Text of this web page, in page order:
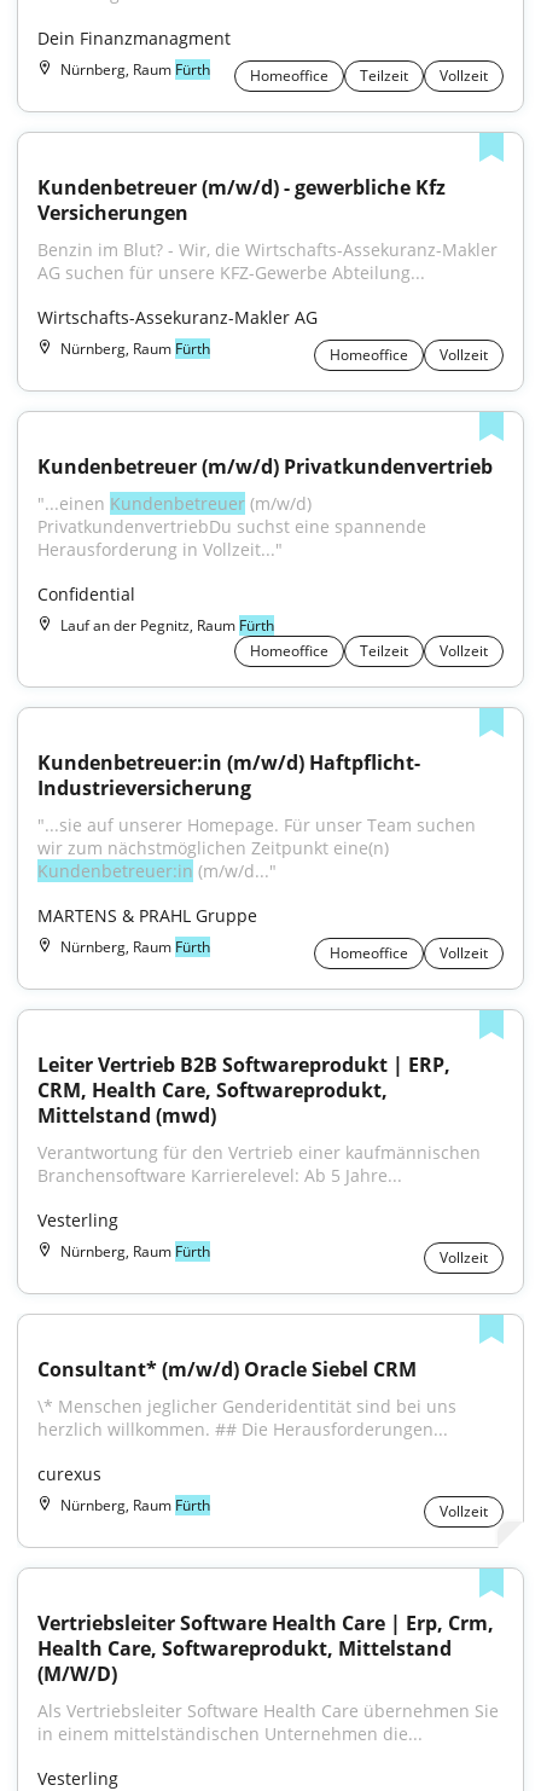
Dein Finanzmanagment
Nürnberg, Raum Fürth Homeoffice Teilzeit Vollzeit
Kundenbetreuer (m/w/d) - gewerbliche Kfz
Versicherungen
Benzin im Blut? - Wir, die Wirtschafts-Assekuranz-Makler
AG suchen für unsere KFZ-Gewerbe Abteilung...
Wirtschafts-Assekuranz-Makler AG
Nürnberg, Raum Fürth Homeoffice Vollzeit
Kundenbetreuer (m/w/d) Privatkundenvertrieb
"...einen Kundenbetreuer (m/w/d)
PrivatkundenvertriebDu suchst eine spannende
Herausforderung in Vollzeit..."
Confidential
Lauf an der Pegnitz, Raum Fürth
Homeoffice
Teilzeit Vollzeit
Kundenbetreuer:in (m/w/d) Haftpflicht-
Industrieversicherung
"...sie auf unserer Homepage. Für unser Team suchen
Kundenbetreuer:in (m/w/d..."
MARTENS & PRAHL Gruppe
Nürnberg, Raum Fürth Homeoffice Vollzeit
Leiter Vertrieb B2B Softwareprodukt | ERP,
CRM, Health Care, Softwareprodukt,
Mittelstand (mwd)
Verantwortung für den Vertrieb einer kaufmännischen
Branchensoftware Karrierelevel: Ab 5 Jahre...
Vesterling
Nürnberg, Raum Fürth Vollzeit
Consultant* (m/w/d) Oracle Siebel CRM
\* Menschen jeglicher Genderidentität sind bei uns
herzlich willkommen. ## Die Herausforderungen...
curexus
Nürnberg, Raum Fürth Vollzeit
Vertriebsleiter Software Health Care | Erp, Crm,
Health Care, Softwareprodukt, Mittelstand
(M/W/D)
Als Vertriebsleiter Software Health Care übernehmen Sie
in einem mittelständischen Unternehmen die...
Vesterling